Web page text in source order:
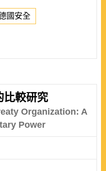
國安全
比較研究
Organization: A
Power